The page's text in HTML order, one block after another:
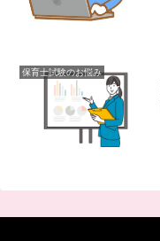
保育士試験のお悩み